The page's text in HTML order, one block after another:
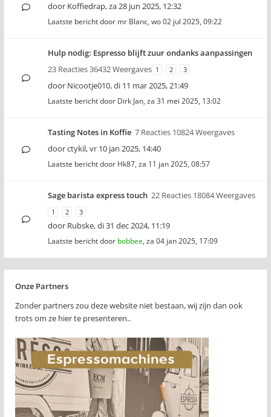
door Koffiedrap,za 28 jun 2025, 12:32
Laatste bericht door mr Blanc, wo 02 jul 2025, 09:22
Hulp nodig: Espresso blijft zuur ondanks aanpassingen
23 Reacties 36432 Weergaves 1 2 3
door Nicootje010,di 11 mar 2025, 21:49
Laatste bericht door Dirk Jan, za 31 mei 2025, 13:02
Tasting Notes in Koffie 7 Reacties 10824 Weergaves
doorctykil,vr 10 jan 2025, 14:40
Laatste bericht door Hk87, za 11 jan 2025, 08:57
Sage barista express touch 22 Reacties 18084 Weergaves
1 2 3
door Rubske,di 31 dec 2024, 11:19
Laatste bericht door bobbee, za 04 jan 2025, 17:09
Onze Partners
Zonder partners zou deze website niet bestaan, wij zijn dan ook
trots om ze hier te presenteren..